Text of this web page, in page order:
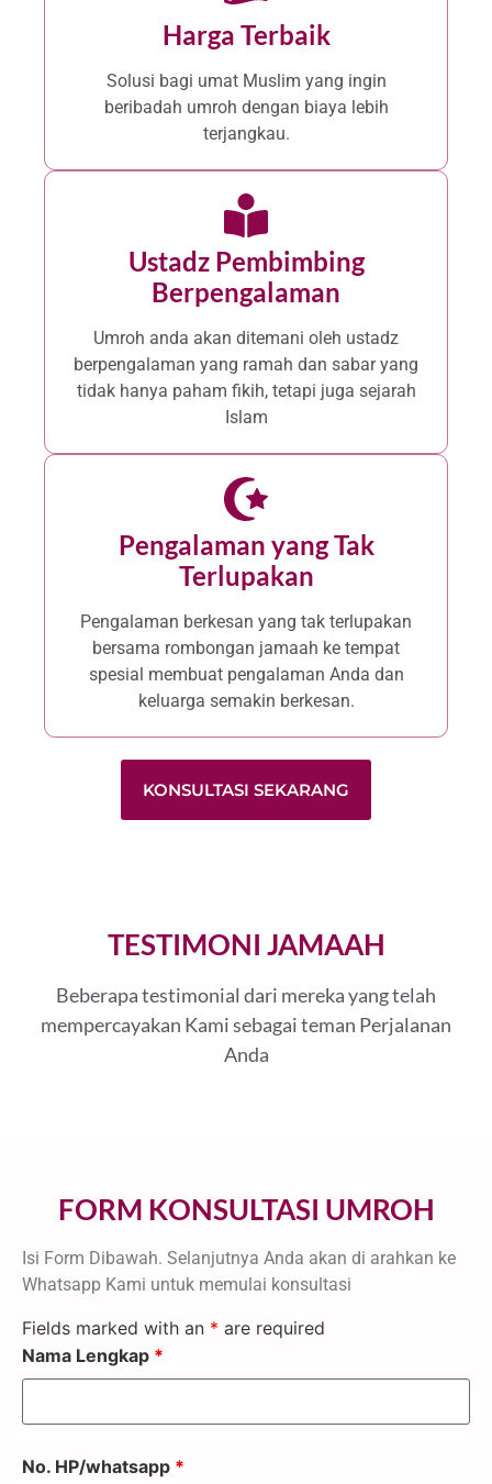
Harga Terbaik
Solusi bagi umat Muslim yang ingin
beribadah umroh dengan biaya lebih
terjangkau.
Ustadz Pembimbing
Berpengalaman
Umroh anda akan ditemani oleh ustadz
berpengalaman yang ramah dan sabar yang
tidak hanya paham fikih, tetapi juga sejarah
Islam
Pengalaman yang Tak
Terlupakan​
Pengalaman berkesan yang tak terlupakan
bersama rombongan jamaah ke tempat
spesial membuat pengalaman Anda dan
keluarga semakin berkesan.
KONSULTASI SEKARANG
TESTIMONI JAMAAH
Beberapa testimonial dari mereka yang telah
mempercayakan Kami sebagai teman Perjalanan
Anda
FORM KONSULTASI UMROH
Isi Form Dibawah. Selanjutnya Anda akan di arahkan ke
Whatsapp Kami untuk memulai konsultasi
Fields marked with an * are required
Nama Lengkap *
No. HP/whatsapp *